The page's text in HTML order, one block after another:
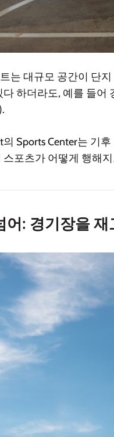
는 대규모 공간이 단
하더라도, 예를 들
Sports Center는 기
포츠가 어떻게 행해
어: 경기장을 재